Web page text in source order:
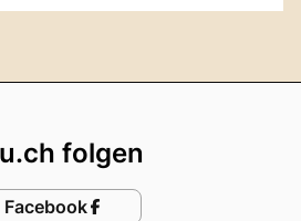
folgen
Facebook